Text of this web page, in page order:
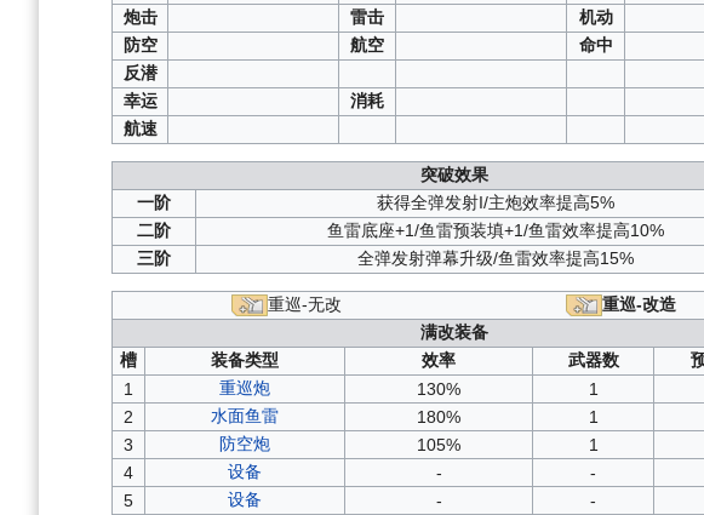
炮击
雷击
机动
防空
航空
命中
反潜
幸运
消耗
航速
突破效果
一阶
获得全弹发射I/主炮效率提高5%
二阶
鱼雷底座+1/鱼雷预装填+1/鱼雷效率提高10%
三阶
全弹发射弹幕升级/鱼雷效率提高15%
重巡-无改
重巡-改造
满改装备
槽
装备类型 效率 武器数
1
重巡炮 130% 1
2
水面鱼雷 180% 1
3
防空炮 105% 1
4
设备 - -
5
设备 - -